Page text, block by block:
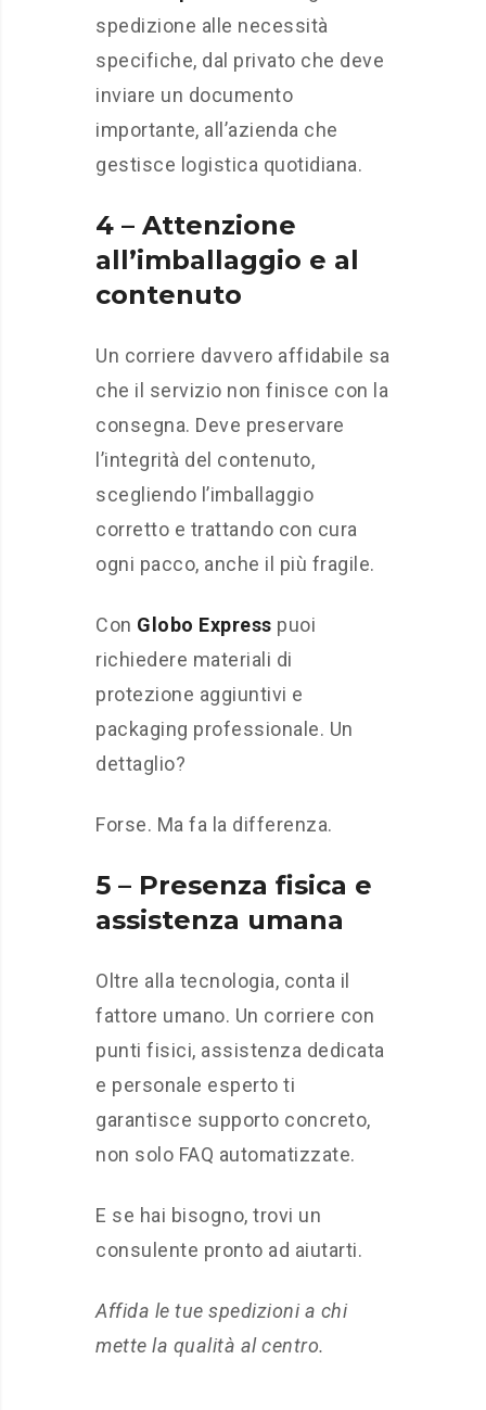
spedizione alle necessità
specifiche, dal privato che deve
inviare un documento
importante, all’azienda che
gestisce logistica quotidiana.
4 – Attenzione
all’imballaggio e al
contenuto
Un corriere davvero affidabile sa
che il servizio non finisce con la
consegna. Deve preservare
l’integrità del contenuto,
scegliendo l’imballaggio
corretto e trattando con cura
ogni pacco, anche il più fragile.
Con Globo Express puoi
richiedere materiali di
protezione aggiuntivi e
packaging professionale. Un
dettaglio?
Forse. Ma fa la differenza.
5 – Presenza fisica e
assistenza umana
Oltre alla tecnologia, conta il
fattore umano. Un corriere con
punti fisici, assistenza dedicata
e personale esperto ti
garantisce supporto concreto,
non solo FAQ automatizzate.
E se hai bisogno, trovi un
consulente pronto ad aiutarti.
Affida le tue spedizioni a chi
mette la qualità al centro.